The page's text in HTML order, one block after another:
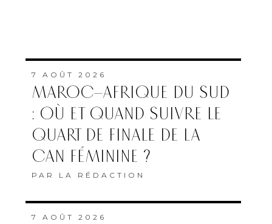
7 AOÛT 2026
MAROC–AFRIQUE DU SUD
: OÙ ET QUAND SUIVRE LE
QUART DE FINALE DE LA
CAN FÉMININE ?
PAR LA RÉDACTION
7 AOÛT 2026